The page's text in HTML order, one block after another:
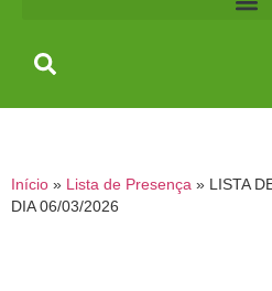
Início » Lista de Presença » LISTA
DIA 06/03/2026